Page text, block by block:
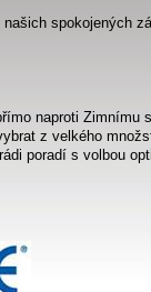
spokojených
naproti Zimnímu
z velkého
poradí s volbou